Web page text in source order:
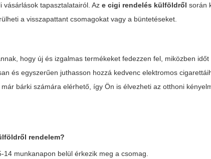
vásárlások tapasztalatairól. Aze cigi rendelés külföldről során
a visszapattant csomagokat vagy a büntetéseket.
hogy új és izgalmas termékeket fedezzen fel, miközben
és egyszerűen juthasson hozzá kedvenc elektromos
bárki számára elérhető, így Ön is élvezheti az otthoni
rendelem?
munkanapon belül érkezik meg a csomag.